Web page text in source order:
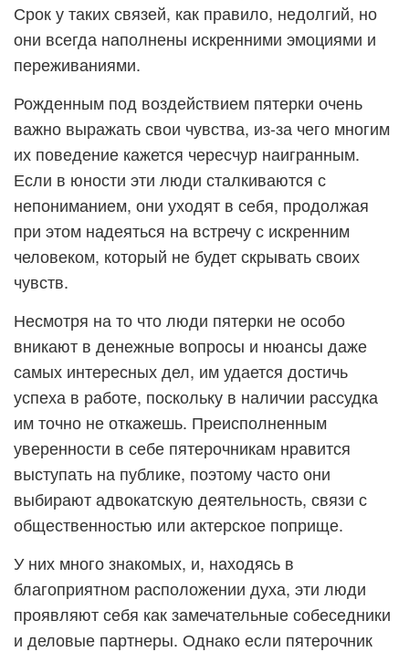
Срок у таких связей, как правило, недолгий, но
они всегда наполнены искренними эмоциями и
переживаниями.
Рожденным под воздействием пятерки очень
важно выражать свои чувства, из-за чего многим
их поведение кажется чересчур наигранным.
Если в юности эти люди сталкиваются с
непониманием, они уходят в себя, продолжая
при этом надеяться на встречу с искренним
человеком, который не будет скрывать своих
чувств.
Несмотря на то что люди пятерки не особо
вникают в денежные вопросы и нюансы даже
самых интересных дел, им удается достичь
успеха в работе, поскольку в наличии рассудка
им точно не откажешь. Преисполненным
уверенности в себе пятерочникам нравится
выступать на публике, поэтому часто они
выбирают адвокатскую деятельность, связи с
общественностью или актерское поприще.
У них много знакомых, и, находясь в
благоприятном расположении духа, эти люди
проявляют себя как замечательные собеседники
и деловые партнеры. Однако если пятерочник